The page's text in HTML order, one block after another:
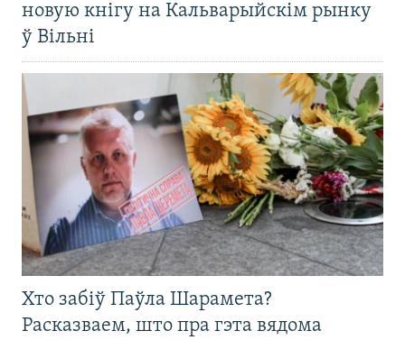
новую кнігу на Кальварыйскім рынку
ў Вільні
Хто забіў Паўла Шарамета?
Расказваем, што пра гэта вядома